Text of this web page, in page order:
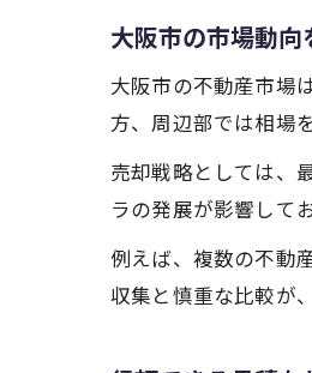
大阪市の市場動
大阪市の不動産市場
方、周辺部では相場
売却戦略としては、
ラの発展が影響して
例えば、複数の不動
収集と慎重な比較が